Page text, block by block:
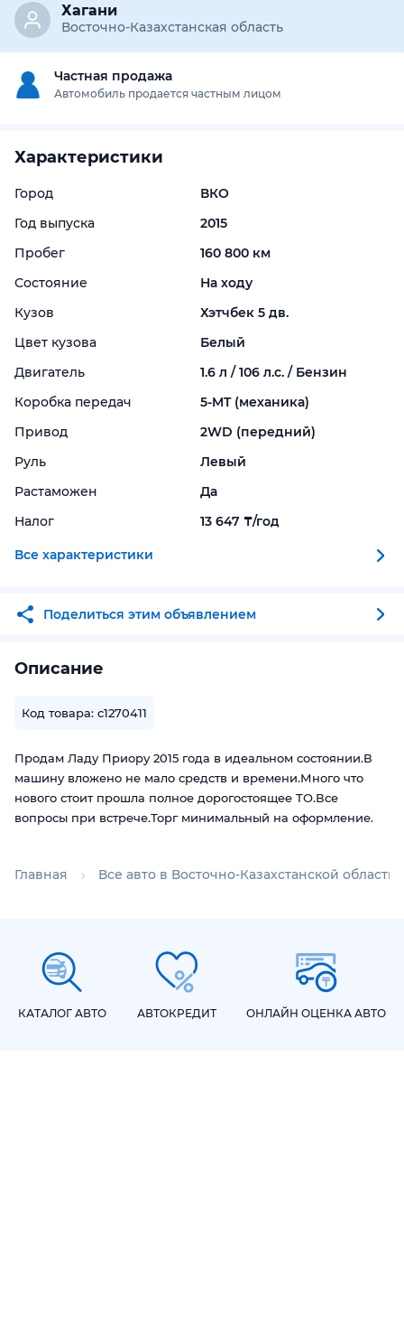
Хагани
Восточно-Казахстанская область
Частная продажа
Автомобиль продается частным лицом
Характеристики
Город
ВКО
Год выпуска
2015
Пробег
160 800 км
Состояние
На ходу
Кузов
Хэтчбек 5 дв.
Цвет кузова
Белый
Двигатель
1.6 л / 106 л.с. / Бензин
Коробка передач
5-MT (механика)
Привод
2WD (передний)
Руль
Левый
Растаможен
Да
Налог
13 647 ₸/год
Все характеристики
Поделиться этим объявлением
Описание
Код товара: c1270411
Продам Ладу Приору 2015 года в идеальном состоянии.В
машину вложено не мало средств и времени.Много что
нового стоит прошла полное дорогостоящее ТО.Все
вопросы при встрече.Торг минимальный на оформление.
Главная Все авто в Восточно-Казахстанской области
КАТАЛОГ АВТО АВТОКРЕДИТ ОНЛАЙН ОЦЕНКА АВТО